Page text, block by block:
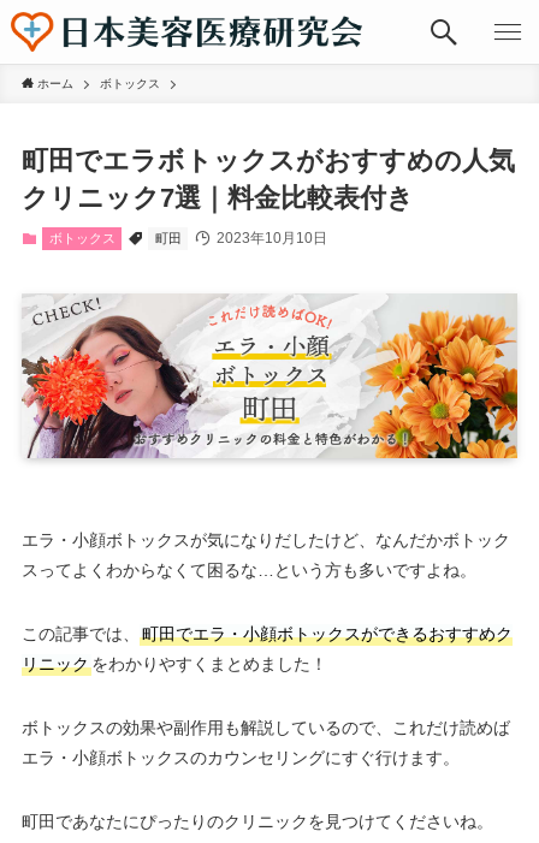
ホーム ボトックス
町田でエラボトックスがおすすめの人気
クリニック7選｜料金比較表付き
ボトックス 町田 2023年10月10日
エラ・小顔ボトックスが気になりだしたけど、なんだかボトック
スってよくわからなくて困るな…という方も多いですよね。
この記事では、
町田でエラ・小顔ボトックスができるおすすめク
リニックをわかりやすくまとめました！
ボトックスの効果や副作用も解説しているので、これだけ読めば
エラ・小顔ボトックスのカウンセリングにすぐ行けます。
町田であなたにぴったりのクリニックを見つけてくださいね。